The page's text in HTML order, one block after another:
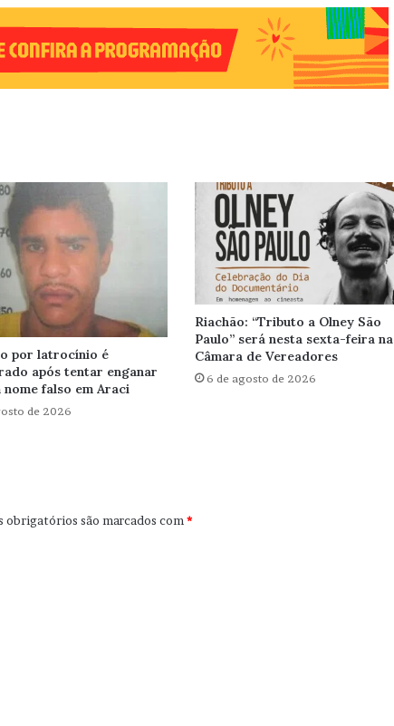
por latrocínio é
após tentar enganar
nome falso em Araci
de 2026
Riachão: “Tributo a Olney São
Paulo” será nesta sexta-feira na
Câmara de Vereadores
6 de agosto de 2026
obrigatórios são marcados com *